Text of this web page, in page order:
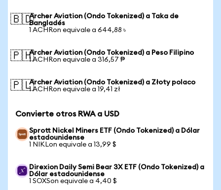
🇧🇩Archer Aviation (Ondo Tokenized) a Taka de
Bangladés
1 ACHRon equivale a 644,88 ৳
🇵🇭Archer Aviation (Ondo Tokenized) a Peso Filipino
1 ACHRon equivale a 316,57 ₱
🇵🇱Archer Aviation (Ondo Tokenized) a Złoty polaco
1 ACHRon equivale a 19,41 zł
Convierte otros RWA a USD
Sprott Nickel Miners ETF (Ondo Tokenized) a Dólar
estadounidense
1 NIKLon equivale a 13,99 $
Direxion Daily Semi Bear 3X ETF (Ondo Tokenized) a
Dólar estadounidense
1 SOXSon equivale a 4,40 $